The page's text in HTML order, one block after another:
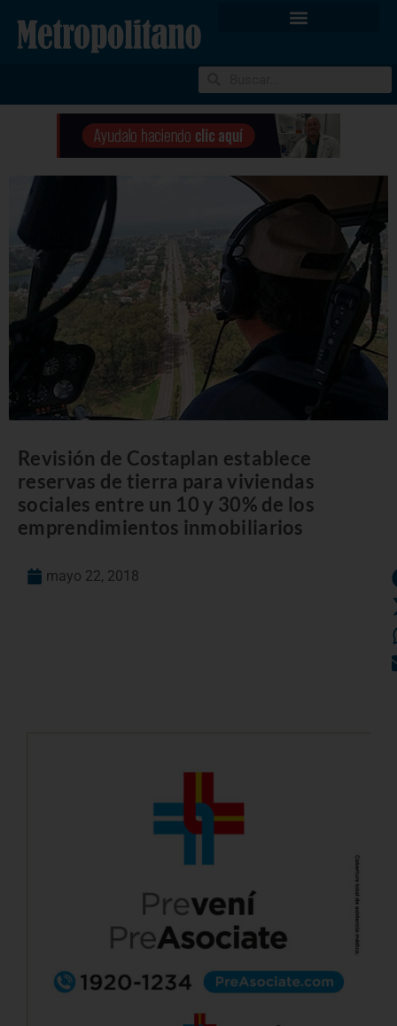
Revisión de Costaplan establece
reservas de tierra para viviendas
sociales entre un 10 y 30% de los
emprendimientos inmobiliarios
mayo 22, 2018